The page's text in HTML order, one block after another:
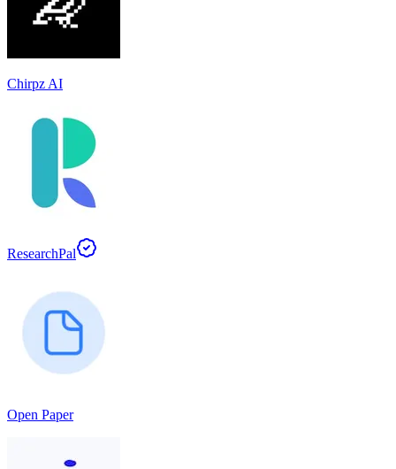
Chirpz AI
ResearchPal
Open Paper